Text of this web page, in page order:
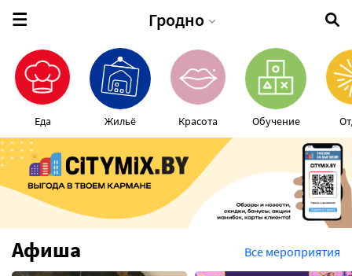
Гродно
Еда Жильё Красота Обучение
Все мероприятия
Афиша